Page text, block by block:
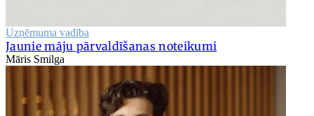
Uzņēmuma vadība
Jaunie māju pārvaldīšanas noteikumi
Māris Smilga